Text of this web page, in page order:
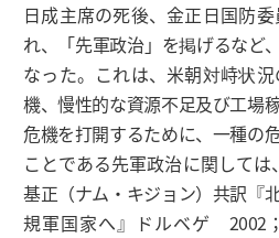
日成主席の死後、金正日国防
れ、「先軍政治」を掲げるなど
なった。これは、米朝対峙状
機、慢性的な資源不足及び工場
危機を打開するために、一種の
ことである先軍政治に関しては
基正（ナム・キジョン）共訳『
規軍国家へ』ドルベゲ 2002